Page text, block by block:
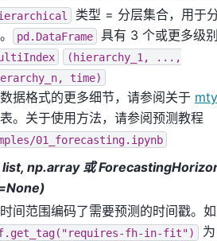
类型 = 分层集合，用于
pd.DataFrame 具有 3 个或更多级
(hierarchy_1,
...,
time)
据格式的更多细节，请参阅关于
。关于使用方法，请参阅预测教程
01_forecasting.ipynb
np.array 或
间范围编码了需要预测的时间戳。
fh-in-fit") 为